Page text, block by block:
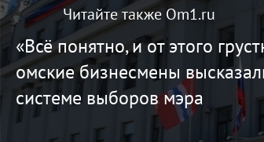
Читайте также Om1.ru
«Всё понятно, и от этого
омские бизнесмены
системе выборов мэра